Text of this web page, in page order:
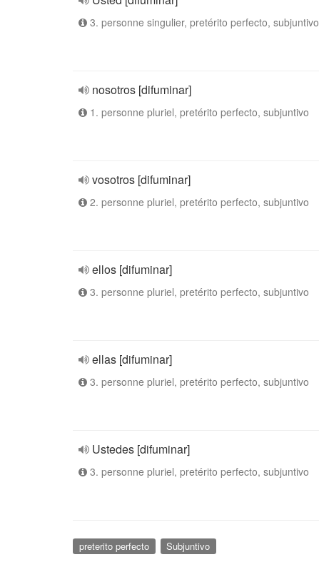
3. personne singulier, pretérito perfecto, subjuntivo
nosotros [difuminar]
1. personne pluriel, pretérito perfecto, subjuntivo
vosotros [difuminar]
2. personne pluriel, pretérito perfecto, subjuntivo
ellos [difuminar]
3. personne pluriel, pretérito perfecto, subjuntivo
ellas [difuminar]
3. personne pluriel, pretérito perfecto, subjuntivo
Ustedes [difuminar]
3. personne pluriel, pretérito perfecto, subjuntivo
preterito perfecto Subjuntivo